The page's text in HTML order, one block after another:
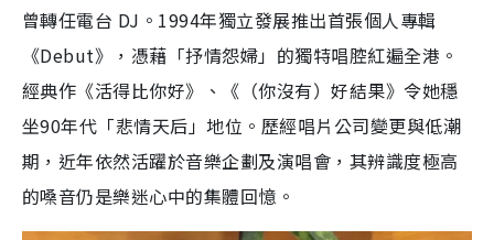
曾轉任電台 DJ。1994年獨立發展推出首張個人專輯
《Debut》，憑藉「抒情怨婦」的獨特唱腔紅遍全港。
經典作《活得比你好》、《（你沒有）好結果》令她穩
坐90年代「悲情天后」地位。歷經唱片公司變更與低潮
期，近年依然活躍於音樂企劃及演唱會，其辨識度極高
的嗓音仍是樂迷心中的集體回憶。